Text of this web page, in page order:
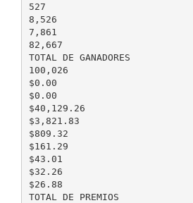
527
8,526
7,861
82,667
TOTAL DE GANADORES
100,026
$0.00
$0.00
$40,129.26
$3,821.83
$809.32
$161.29
$43.01
$32.26
$26.88
TOTAL DE PREMIOS